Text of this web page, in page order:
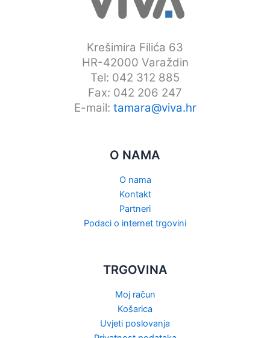
Krešimira Filića 63
HR-42000 Varaždin
Tel: 042 312 885
Fax: 042 206 247
E-mail: tamara@viva.hr
O NAMA
O nama
Kontakt
Partneri
Podaci o internet trgovini
TRGOVINA
Moj račun
Košarica
Uvjeti poslovanja